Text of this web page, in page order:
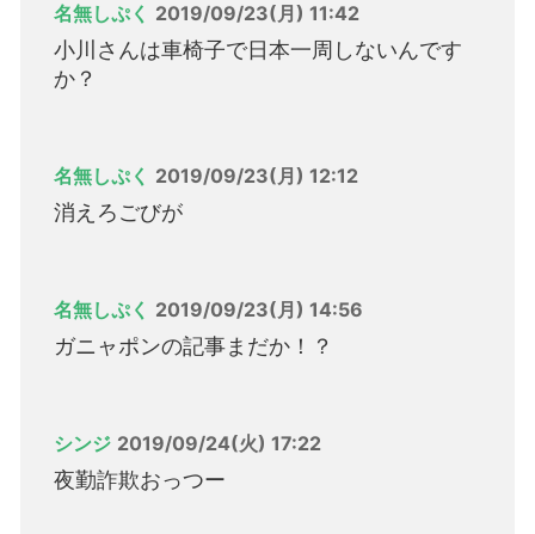
名無しぷく 2019/09/23(月) 11:42
小川さんは車椅子で日本一周しないんです
か？
名無しぷく 2019/09/23(月) 12:12
消えろごびが
名無しぷく 2019/09/23(月) 14:56
ガニャポンの記事まだか！？
シンジ 2019/09/24(火) 17:22
夜勤詐欺おっつー